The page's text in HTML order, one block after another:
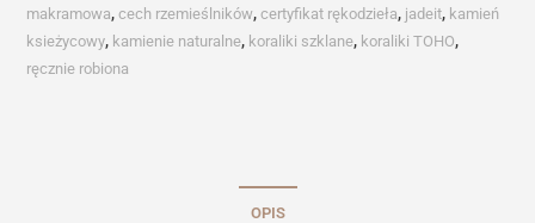
makramowa,cech rzemieślników,certyfikat rękodzieła, jadeit, kamień
ksieżycowy, kamienie naturalne, koraliki szklane, koraliki TOHO,
ręcznie robiona
OPIS